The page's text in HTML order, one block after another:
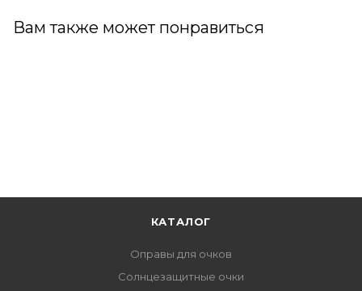
Вам также может понравиться
КАТАЛОГ
Оправы для очков
Солнцезащитные очки